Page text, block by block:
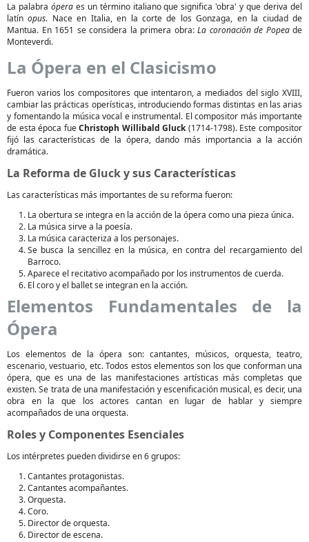
La palabra óperaes un término italiano que significa 'obra' y que deriva del
latínopus. Nace en Italia, en la corte de los Gonzaga, en la ciudad de
Mantua. En 1651 se considera la primera obra: La coronación de Popeade
Monteverdi.
La Ópera en el Clasicismo
Fueron varios los compositores que intentaron, a mediados del siglo XVIII,
cambiar las prácticas operísticas, introduciendo formas distintas en las arias
y fomentando la música vocal e instrumental. El compositor más importante
de esta época fueChristoph Willibald Gluck(1714-1798). Este compositor
fijó las características de la ópera, dando más importancia a la acción
dramática.
La Reforma de Gluck y sus Características
Las características más importantes de su reforma fueron:
La obertura se integra en la acción de la ópera como una pieza única.
La música sirve a la poesía.
La música caracteriza a los personajes.
Se busca la sencillez en la música, en contra del recargamiento del
Barroco.
Aparece el recitativo acompañado por los instrumentos de cuerda.
El coro y el ballet se integran en la acción.
Elementos Fundamentales de la
Ópera
Los elementos de la ópera son: cantantes, músicos, orquesta, teatro,
escenario, vestuario, etc. Todos estos elementos son los que conforman una
ópera, que es una de las manifestaciones artísticas más completas que
existen. Se trata de una manifestación y escenificación musical, es decir, una
obra en la que los actores cantan en lugar de hablar y siempre
acompañados de una orquesta.
Roles y Componentes Esenciales
Los intérpretes pueden dividirse en 6 grupos:
Cantantes protagonistas.
Cantantes acompañantes.
Orquesta.
Coro.
Director de orquesta.
Director de escena.